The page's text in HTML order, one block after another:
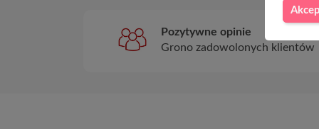
Pozytywne opinie
Grono zadowolonych klientów